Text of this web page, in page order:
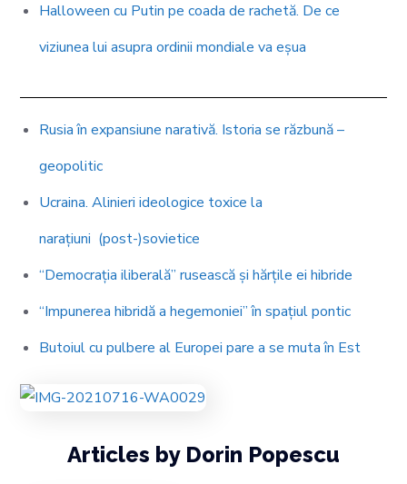
Halloween cu Putin pe coada de rachetă. De ce
viziunea lui asupra ordinii mondiale va eșua
Rusia în expansiune narativă. Istoria se răzbună –
geopolitic
Ucraina. Alinieri ideologice toxice la
narațiuni (post-)sovietice
“Democrația iliberală” rusească și hărțile ei hibride
“Impunerea hibridă a hegemoniei” în spațiul pontic
Butoiul cu pulbere al Europei pare a se muta în Est
Articles by Dorin Popescu